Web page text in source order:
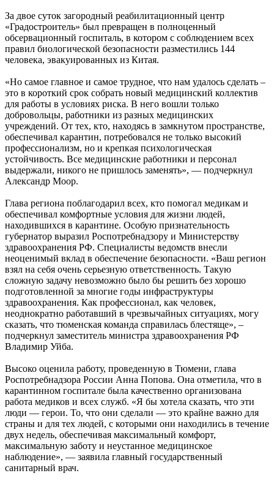
За двое суток загородный реабилитационный центр
«Градостроитель» был превращен в полноценный
обсервационный госпиталь, в котором с соблюдением всех
правил биологической безопасности разместились 144
человека, эвакуированных из Китая.
«Но самое главное и самое трудное, что нам удалось сделать –
это в короткий срок собрать новый медицинский коллектив
для работы в условиях риска. В него вошли только
добровольцы, работники из разных медицинских
учреждений. От тех, кто, находясь в замкнутом пространстве,
обеспечивал карантин, потребовался не только высокий
профессионализм, но и крепкая психологическая
устойчивость. Все медицинские работники и персонал
выдержали, никого не пришлось заменять», — подчеркнул
Александр Моор.
Глава региона поблагодарил всех, кто помогал медикам и
обеспечивал комфортные условия для жизни людей,
находившихся в карантине. Особую признательность
губернатор выразил Роспотребнадзору и Министерству
здравоохранения РФ. Специалисты ведомств внесли
неоценимый вклад в обеспечение безопасности. «Ваш регион
взял на себя очень серьезную ответственность. Такую
сложную задачу невозможно было бы решить без хорошо
подготовленной за многие годы инфраструктуры
здравоохранения. Как профессионал, как человек,
неоднократно работавший в чрезвычайных ситуациях, могу
сказать, что тюменская команда справилась блестяще», –
подчеркнул заместитель министра здравоохранения РФ
Владимир Уйба.
Высоко оценила работу, проведенную в Тюмени, глава
Роспотребнадзора России Анна Попова. Она отметила, что в
карантинном госпитале была качественно организована
работа медиков и всех служб. «Я бы хотела сказать, что эти
люди — герои. То, что они сделали — это крайне важно для
страны и для тех людей, с которыми они находились в течение
двух недель, обеспечивая максимальный комфорт,
максимальную заботу и неустанное медицинское
наблюдение», — заявила главный государственный
санитарный врач.